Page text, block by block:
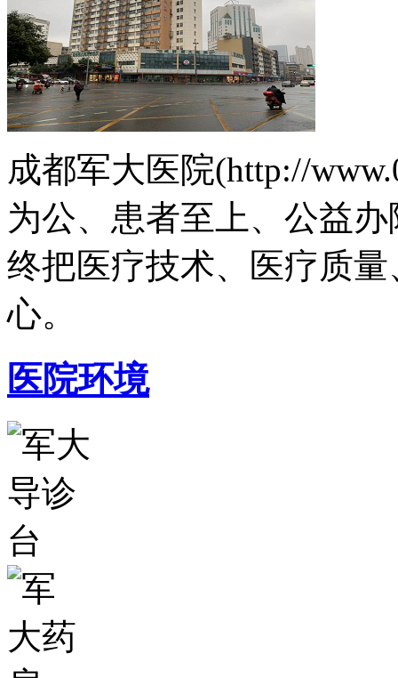
成都军大医院(http://
为公、患者至上、公益
终把医疗技术、医疗质
心。
医院环境